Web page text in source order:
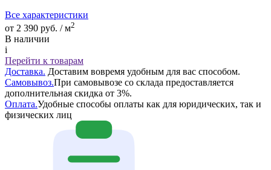
Все характеристики
от 2 390 руб. / м2
В наличии
i
Перейти к товарам
Доставка. Доставим вовремя удобным для вас способом.
Самовывоз.При самовывозе со склада предоставляется
дополнительная скидка от 3%.
Оплата.Удобные способы оплаты как для юридических, так и
физических лиц